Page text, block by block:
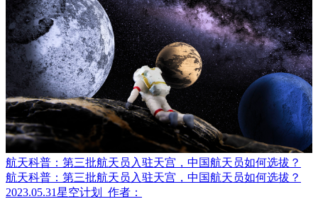
航天科普：第三批航天员入驻天宫，中国航天员如何选拔？
航天科普：第三批航天员入驻天宫，中国航天员如何选拔？
2023.05.31星空计划 作者：